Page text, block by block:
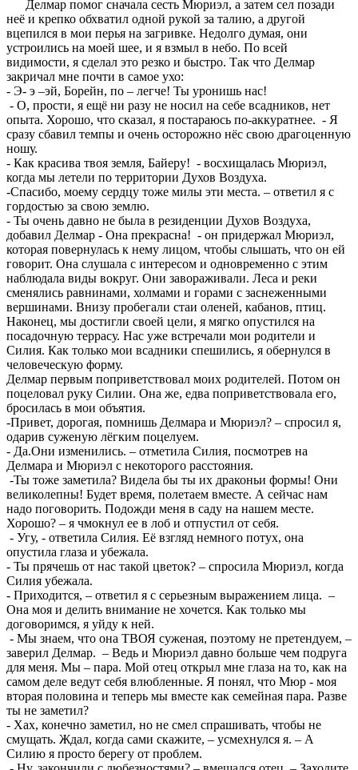
Делмар помог сначала сесть Мюриэл, а затем сел позади
неё и крепко обхватил одной рукой за талию, а другой
вцепился в мои перья на загривке. Недолго думая, они
устроились на моей шее, и я взмыл в небо. По всей
видимости, я сделал это резко и быстро. Так что Делмар
закричал мне почти в самое ухо:
- Э- э –эй, Борейн, по – легче! Ты уронишь нас!
- О, прости, я ещё ни разу не носил на себе всадников, нет
опыта. Хорошо, что сказал, я постараюсь по-аккуратнее. - Я
сразу сбавил темпы и очень осторожно нёс свою драгоценную
ношу.
- Как красива твоя земля, Байеру! - восхищалась Мюриэл,
когда мы летели по территории Духов Воздуха.
-Спасибо, моему сердцу тоже милы эти места. – ответил я с
гордостью за свою землю.
- Ты очень давно не была в резиденции Духов Воздуха,
добавил Делмар - Она прекрасна! - он придержал Мюриэл,
которая повернулась к нему лицом, чтобы слышать, что он ей
говорит. Она слушала с интересом и одновременно с этим
наблюдала виды вокруг. Они завораживали. Леса и реки
сменялись равнинами, холмами и горами с заснеженными
вершинами. Внизу пробегали стаи оленей, кабанов, птиц.
Наконец, мы достигли своей цели, я мягко опустился на
посадочную террасу. Нас уже встречали мои родители и
Силия. Как только мои всадники спешились, я обернулся в
человеческую форму.
Делмар первым поприветствовал моих родителей. Потом он
поцеловал руку Силии. Она же, едва поприветствовала его,
бросилась в мои объятия.
-Привет, дорогая, помнишь Делмара и Мюриэл? – спросил я,
одарив суженую лёгким поцелуем.
- Да.Они изменились. – отметила Силия, посмотрев на
Делмара и Мюриэл с некоторого расстояния.
-Ты тоже заметила? Видела бы ты их драконьи формы! Они
великолепны! Будет время, полетаем вместе. А сейчас нам
надо поговорить. Подожди меня в саду на нашем месте.
Хорошо? – я чмокнул ее в лоб и отпустил от себя.
- Угу, - ответила Силия. Её взгляд немного потух, она
опустила глаза и убежала.
- Ты прячешь от нас такой цветок? – спросила Мюриэл, когда
Силия убежала.
- Приходится, – ответил я с серьезным выражением лица. –
Она моя и делить внимание не хочется. Как только мы
договоримся, я уйду к ней.
- Мы знаем, что она ТВОЯ суженая, поэтому не претендуем, –
заверил Делмар. – Ведь и Мюриэл давно больше чем подруга
для меня. Мы – пара. Мой отец открыл мне глаза на то, как на
самом деле ведут себя влюбленные. Я понял, что Мюр - моя
вторая половина и теперь мы вместе как семейная пара. Разве
ты не заметил?
- Хах, конечно заметил, но не смел спрашивать, чтобы не
смущать. Ждал, когда сами скажите, – усмехнулся я. – А
Силию я просто берегу от проблем.